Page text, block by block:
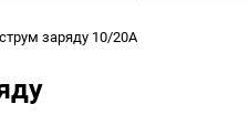
заряду 10/20A